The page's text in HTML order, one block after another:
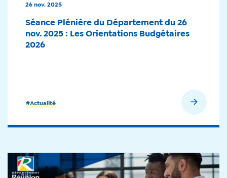
#Actualité
26 nov. 2025
Séance Plénière du Département du 26
nov. 2025 : Les Orientations Budgétaires
2026